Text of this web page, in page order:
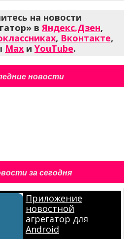
на новости
вЯндекс.Дзен,
, Вконтакте,
Max и YouTube.
новости
за сегодня
Приложение
новостной
агрегатор для
Android